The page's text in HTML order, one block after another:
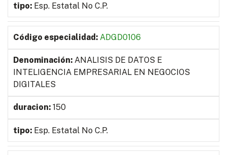
Esp. Estatal No C.P.
ADGD0106
ANALISIS DE DATOS E
INTELIGENCIA EMPRESARIAL EN NEGOCIOS
DIGITALES
150
Esp. Estatal No C.P.